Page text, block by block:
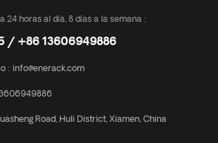
24 horas al día, 8 días a la semana :
/ +86 13606949886
: info@enerack.com
Road, Huli District, Xiamen, China